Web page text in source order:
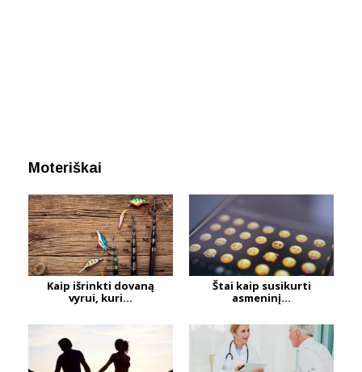
Moteriškai
Kaip išrinkti dovaną
vyrui, kuri...
Štai kaip susikurti
asmeninį...